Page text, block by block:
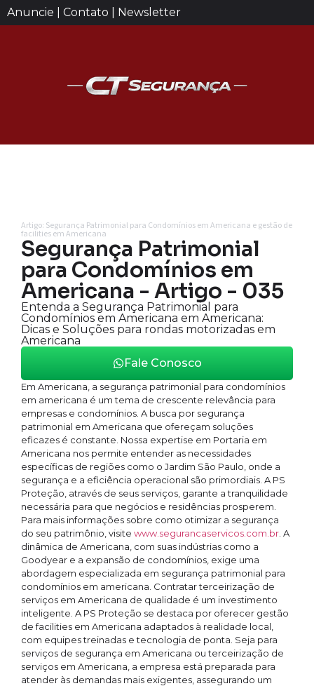
Anuncie | Contato | Newsletter
Artigo: Segurança Patrimonial para Condomínios em Americana e gestão de
facilities em Americana
Segurança Patrimonial
para Condomínios em
Americana - Artigo - 035
Entenda a Segurança Patrimonial para
Condomínios em Americana em Americana:
Dicas e Soluções para rondas motorizadas em
Americana
Fale Conosco
Em Americana, a segurança patrimonial para condomínios
em americana é um tema de crescente relevância para
empresas e condomínios. A busca por segurança
patrimonial em Americana que ofereçam soluções
eficazes é constante. Nossa expertise em Portaria em
Americana nos permite entender as necessidades
específicas de regiões como o Jardim São Paulo, onde a
segurança e a eficiência operacional são primordiais. A PS
Proteção, através de seus serviços, garante a tranquilidade
necessária para que negócios e residências prosperem.
Para mais informações sobre como otimizar a segurança
do seu patrimônio, visite www.segurancaservicos.com.br . A
dinâmica de Americana, com suas indústrias como a
Goodyear e a expansão de condomínios, exige uma
abordagem especializada em segurança patrimonial para
condomínios em americana. Contratar terceirização de
serviços em Americana de qualidade é um investimento
inteligente. A PS Proteção se destaca por oferecer gestão
de facilities em Americana adaptados à realidade local,
com equipes treinadas e tecnologia de ponta. Seja para
serviços de segurança em Americana ou terceirização de
serviços em Americana, a empresa está preparada para
atender às demandas mais exigentes, assegurando um